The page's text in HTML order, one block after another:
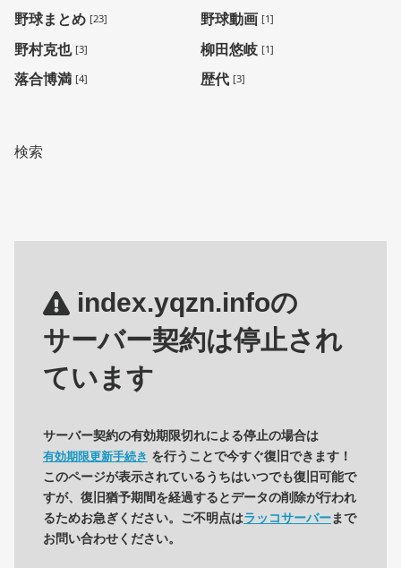
野球まとめ [23] 野球動画 [1]
野村克也 [3] 柳田悠岐 [1]
落合博満 [4] 歴代 [3]
検索